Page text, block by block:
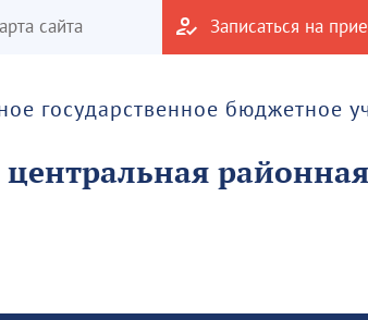
сайта Записаться на
государственное бюджетное